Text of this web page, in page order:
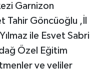
Garnizon
Tahir Göncüoğlu ,İl
ile Esvet Sabri
Özel Eğitim
ve veliler